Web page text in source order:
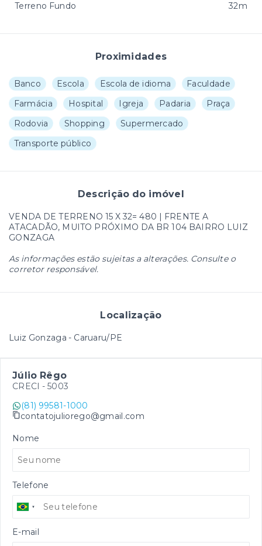
Proximidades
Banco Escola Escola de idioma
Faculdade
Farmácia
Hospital Igreja Padaria
Praça
Rodovia
Shopping
Supermercado
Transporte público
Descrição do imóvel
VENDA DE TERRENO 15 X 32= 480 | FRENTE A
ATACADÃO, MUITO PRÓXIMO DA BR 104 BAIRRO LUIZ
GONZAGA
As informações estão sujeitas a alterações. Consulte o
corretor responsável.
Localização
Luiz Gonzaga - Caruaru/PE
Terreno Fundo
32m
Júlio Rêgo
CRECI - 5003
(81) 99581-1000
contatojuliorego@gmail.com
Nome
Telefone
E-mail